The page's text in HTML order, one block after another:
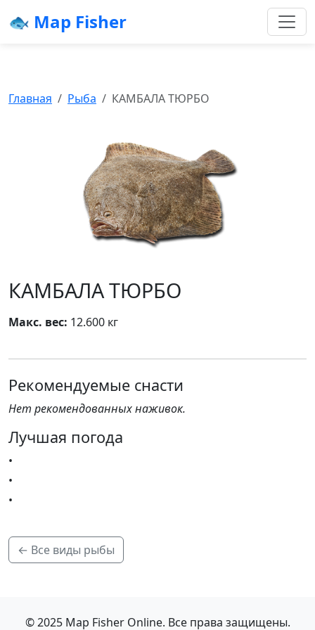
🐟 Map Fisher
Главная Рыба КАМБАЛА ТЮРБО
КАМБАЛА ТЮРБО
Макс. вес: 12.600 кг
Рекомендуемые снасти
Нет рекомендованных наживок.
Лучшая погода
•
•
•
← Все виды рыбы
© 2025 Map Fisher Online. Все права защищены.